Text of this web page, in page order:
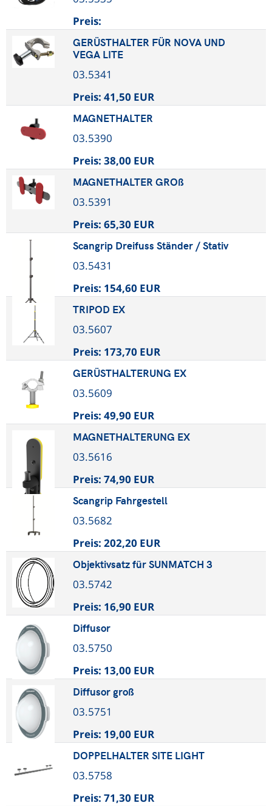
Preis:
GERÜSTHALTER FÜR NOVA UND
VEGA LITE
03.5341
Preis: 41,50 EUR
MAGNETHALTER
03.5390
Preis: 38,00 EUR
MAGNETHALTER GROß
03.5391
Preis: 65,30 EUR
Scangrip Dreifuss Ständer / Stativ
03.5431
Preis: 154,60 EUR
TRIPOD EX
03.5607
Preis: 173,70 EUR
GERÜSTHALTERUNG EX
03.5609
Preis: 49,90 EUR
MAGNETHALTERUNG EX
03.5616
Preis: 74,90 EUR
Scangrip Fahrgestell
03.5682
Preis: 202,20 EUR
Objektivsatz für SUNMATCH 3
03.5742
Preis: 16,90 EUR
Diffusor
03.5750
Preis: 13,00 EUR
Diffusor groß
03.5751
Preis: 19,00 EUR
DOPPELHALTER SITE LIGHT
03.5758
Preis: 71,30 EUR